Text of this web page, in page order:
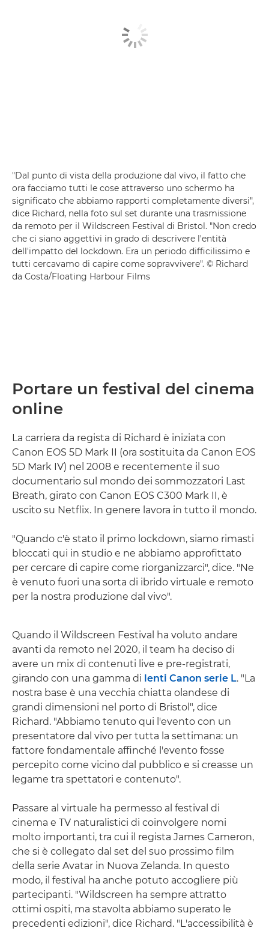
"Dal punto di vista della produzione dal vivo, il fatto che
ora facciamo tutti le cose attraverso uno schermo ha
significato che abbiamo rapporti completamente diversi",
dice Richard, nella foto sul set durante una trasmissione
da remoto per il Wildscreen Festival di Bristol. "Non credo
che ci siano aggettivi in grado di descrivere l'entità
dell'impatto del lockdown. Era un periodo difficilissimo e
tutti cercavamo di capire come sopravvivere". © Richard
da Costa/Floating Harbour Films
Portare un festival del cinema
online
La carriera da regista di Richard è iniziata con
Canon EOS 5D Mark II (ora sostituita da Canon EOS
5D Mark IV) nel 2008 e recentemente il suo
documentario sul mondo dei sommozzatori Last
Breath, girato con Canon EOS C300 Mark II, è
uscito su Netflix. In genere lavora in tutto il mondo.
"Quando c'è stato il primo lockdown, siamo rimasti
bloccati qui in studio e ne abbiamo approfittato
per cercare di capire come riorganizzarci", dice. "Ne
è venuto fuori una sorta di ibrido virtuale e remoto
per la nostra produzione dal vivo".
Quando il Wildscreen Festival ha voluto andare
avanti da remoto nel 2020, il team ha deciso di
avere un mix di contenuti live e pre-registrati,
girando con una gamma di lenti Canon serie L. "La
nostra base è una vecchia chiatta olandese di
grandi dimensioni nel porto di Bristol", dice
Richard. "Abbiamo tenuto qui l'evento con un
presentatore dal vivo per tutta la settimana: un
fattore fondamentale affinché l'evento fosse
percepito come vicino dal pubblico e si creasse un
legame tra spettatori e contenuto".
Passare al virtuale ha permesso al festival di
cinema e TV naturalistici di coinvolgere nomi
molto importanti, tra cui il regista James Cameron,
che si è collegato dal set del suo prossimo film
della serie Avatar in Nuova Zelanda. In questo
modo, il festival ha anche potuto accogliere più
partecipanti. "Wildscreen ha sempre attratto
ottimi ospiti, ma stavolta abbiamo superato le
precedenti edizioni", dice Richard. "L'accessibilità è